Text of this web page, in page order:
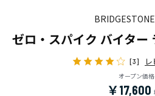
ゼロ・スパイク バイター
[3]
オープン価格
￥17,600